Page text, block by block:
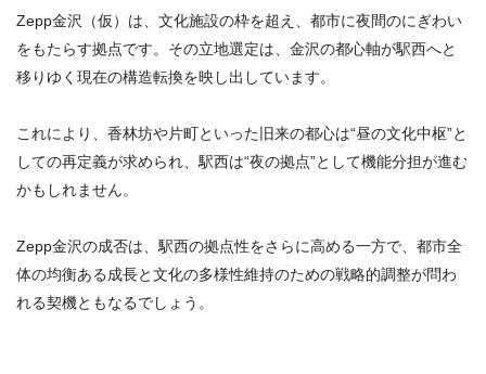
Zepp金沢（仮）は、文化施設の枠を超え、都市に夜間のにぎわい
をもたらす拠点です。その立地選定は、金沢の都心軸が駅西へと
移りゆく現在の構造転換を映し出しています。
これにより、香林坊や片町といった旧来の都心は“昼の文化中枢”と
しての再定義が求められ、駅西は“夜の拠点”として機能分担が進む
かもしれません。
Zepp金沢の成否は、駅西の拠点性をさらに高める一方で、都市全
体の均衡ある成長と文化の多様性維持のための戦略的調整が問わ
れる契機ともなるでしょう。